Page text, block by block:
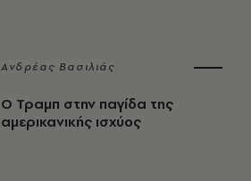
Ανδρέας Βασιλιάς
Ο Τραμπ στην παγίδα της
αμερικανικής ισχύος